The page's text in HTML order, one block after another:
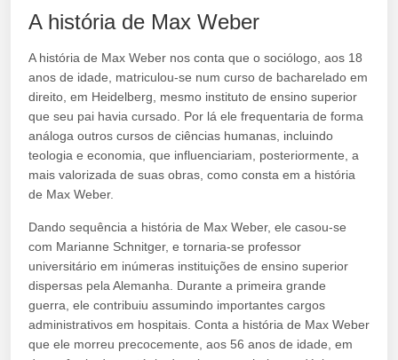
A história de Max Weber
A história de Max Weber nos conta que o sociólogo, aos 18
anos de idade, matriculou-se num curso de bacharelado em
direito, em Heidelberg, mesmo instituto de ensino superior
que seu pai havia cursado. Por lá ele frequentaria de forma
análoga outros cursos de ciências humanas, incluindo
teologia e economia, que influenciariam, posteriormente, a
mais valorizada de suas obras, como consta em a história
de Max Weber.
Dando sequência a história de Max Weber, ele casou-se
com Marianne Schnitger, e tornaria-se professor
universitário em inúmeras instituições de ensino superior
dispersas pela Alemanha. Durante a primeira grande
guerra, ele contribuiu assumindo importantes cargos
administrativos em hospitais. Conta a história de Max Weber
que ele morreu precocemente, aos 56 anos de idade, em